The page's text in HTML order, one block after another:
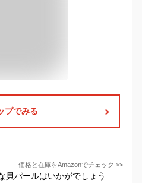
プでみる
価格と在庫をAmazonでチェック >>
貝パールはいかがでしょう